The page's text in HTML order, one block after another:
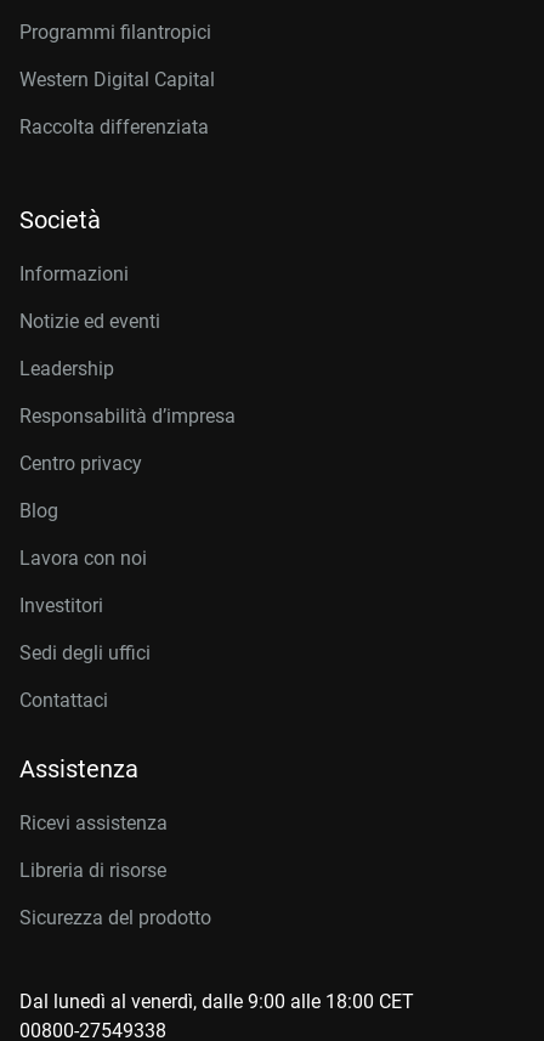
Programmi filantropici
Western Digital Capital
Raccolta differenziata
Società
Informazioni
Notizie ed eventi
Leadership
Responsabilità d’impresa
Centro privacy
Blog
Lavora con noi
Investitori
Sedi degli uffici
Contattaci
Assistenza
Ricevi assistenza
Libreria di risorse
Sicurezza del prodotto
Dal lunedì al venerdì, dalle 9:00 alle 18:00 CET
00800-27549338